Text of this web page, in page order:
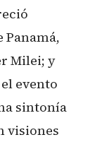
Panamá,
Milei; y
evento
sintonía
visiones